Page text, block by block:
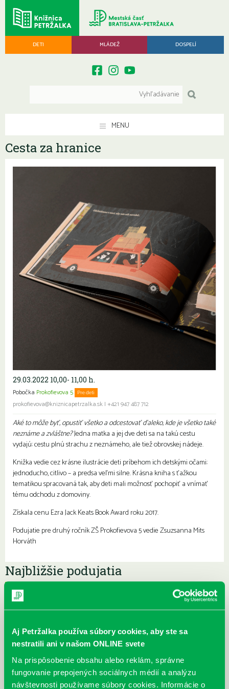
Aj Petržalka používa súbory cookies, aby ste sa
nestratili ani v našom ONLINE svete
Na prispôsobenie obsahu alebo reklám, správne
fungovanie prepojených sociálnych médií a analýzu
návštevnosti používame súbory cookies. Informácie o
DETI MLÁDEŽ DOSPELÍ
MENU
Cesta za hranice
29.03.2022 10,00- 11,00 h.
Pobočka Prokofievova 5 Pre deti
prokofievova@kniznicapetrzalka.sk | +421 947 487 712
Aké to môže byť, opustiť všetko a odcestovať ďaleko, kde je všetko také
neznáme a zvláštne?Jedna matka a jej dve deti sa na takú cestu
vydajú: cestu plnú strachu z neznámeho, ale tiež obrovskej nádeje.
Knižka vedie cez krásne ilustrácie deti príbehom ich detskými očami:
jednoducho, citlivo – a predsa veľmi silne. Krásna kniha s ťažkou
tematikou spracovaná tak, aby deti mali možnosť pochopiť a vnímať
tému odchodu z domoviny.
Získala cenu Ezra Jack Keats Book Award roku 2017.
Podujatie pre druhý ročník ZŠ Prokofievova 5 vedie Zsuzsanna Mits
Horváth
Najbližšie podujatia
Čítame ušami. Audioknihy v
ponuke petržalskej knižnice
Máme skvelé správy pre všetkých milovníkov kníh a príbehov!
Odteraz si môžete v našej knižnici nielen požičať klasické
papierové knihy a e-knihy, a...
DNES
Výdajný knižný box dostupný 24/7